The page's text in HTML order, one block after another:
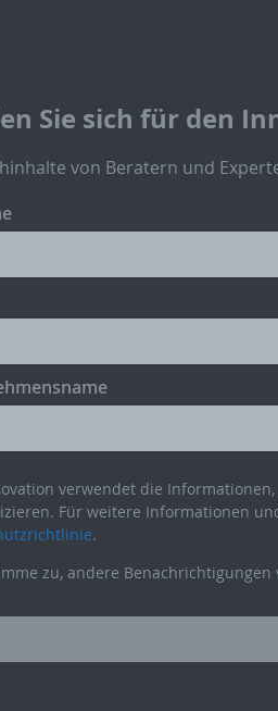
Sie sich für den
von Beratern und
verwendet die
Für weitere Informationen
.
zu, andere Benachrichtigungen